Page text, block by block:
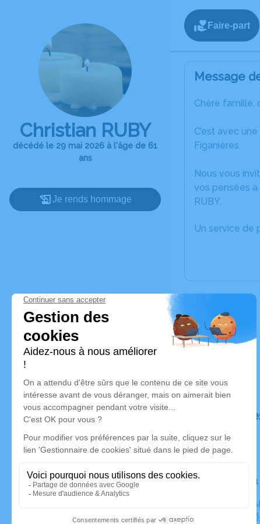
Christian RUBY
décédé le 29 mai 2026 à l'âge de 61
ans
Je rends hommage
Faire-part
Message
Chère famille,
C’est avec
Figanières.
Nous vous
vos pensées
RUBY.
Un service de
Déroulé
Le jeudi
Parasols,